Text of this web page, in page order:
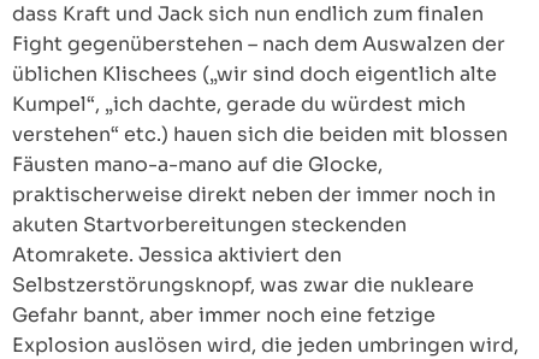
dass Kraft und Jack sich nun endlich zum finalen
Fight gegenüberstehen – nach dem Auswalzen der
üblichen Klischees („wir sind doch eigentlich alte
Kumpel“, „ich dachte, gerade du würdest mich
verstehen“ etc.) hauen sich die beiden mit blossen
Fäusten mano-a-mano auf die Glocke,
praktischerweise direkt neben der immer noch in
akuten Startvorbereitungen steckenden
Atomrakete. Jessica aktiviert den
Selbstzerstörungsknopf, was zwar die nukleare
Gefahr bannt, aber immer noch eine fetzige
Explosion auslösen wird, die jeden umbringen wird,